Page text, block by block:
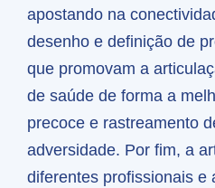
apostando na
desenho e definição de
que promovam a
de saúde de forma a
precoce e rastreamento
adversidade. Por fim, a
diferentes profissionais e